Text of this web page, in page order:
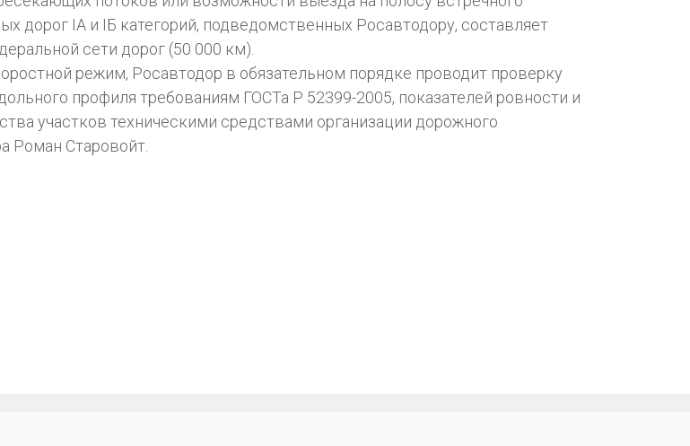
дорог IА и IБ категорий, подведомственных Росавтодору, составляет
сети дорог (50 000 км).
режим, Росавтодор в обязательном порядке проводит проверку
профиля требованиям ГОСТа Р 52399-2005, показателей ровности и
участков техническими средствами организации дорожного
Роман Старовойт.